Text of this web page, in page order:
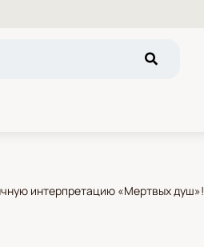
интерпретацию «Мертвых душ»!